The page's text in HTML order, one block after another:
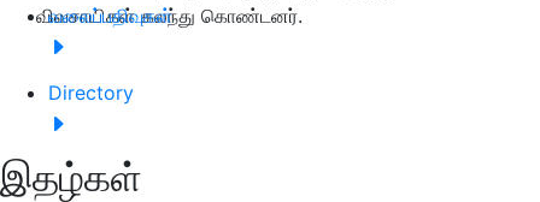
வலைப்பதிவுகள்
Directory
இதழ்கள்
விவசாயிகள் கலந்து கொண்டனர்.